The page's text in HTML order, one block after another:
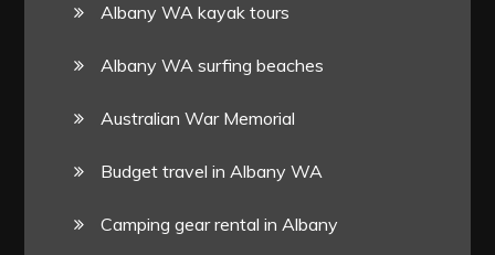
Albany WA kayak tours
Albany WA surfing beaches
Australian War Memorial
Budget travel in Albany WA
Camping gear rental in Albany